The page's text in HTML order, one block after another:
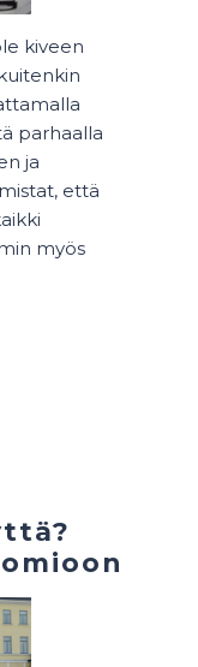
kiveen
parhaalla
ja
että
myös